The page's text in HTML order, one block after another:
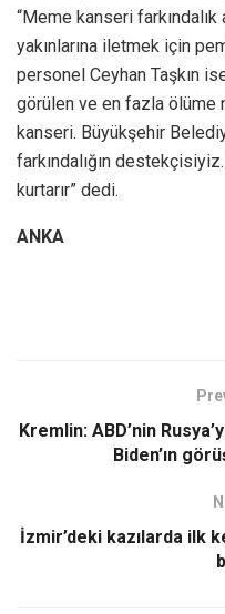
“Meme kanseri farkındalık
yakınlarına iletmek için
personel Ceyhan Taşkın
görülen ve en fazla ölüme
kanseri. Büyükşehir
farkındalığın
kurtarır” dedi.
ANKA
Kremlin: ABD’nin
Biden’ın
İzmir’deki kazılarda ilk